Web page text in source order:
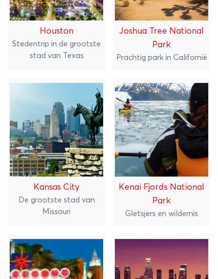
Houston
Stedentrip in de grootste
stad van Texas
Joshua Tree National
Park
Prachtig park in Californië
Kansas City
De grootste stad van
Missouri
Kenai Fjords National
Park
Gletsjers en wildernis